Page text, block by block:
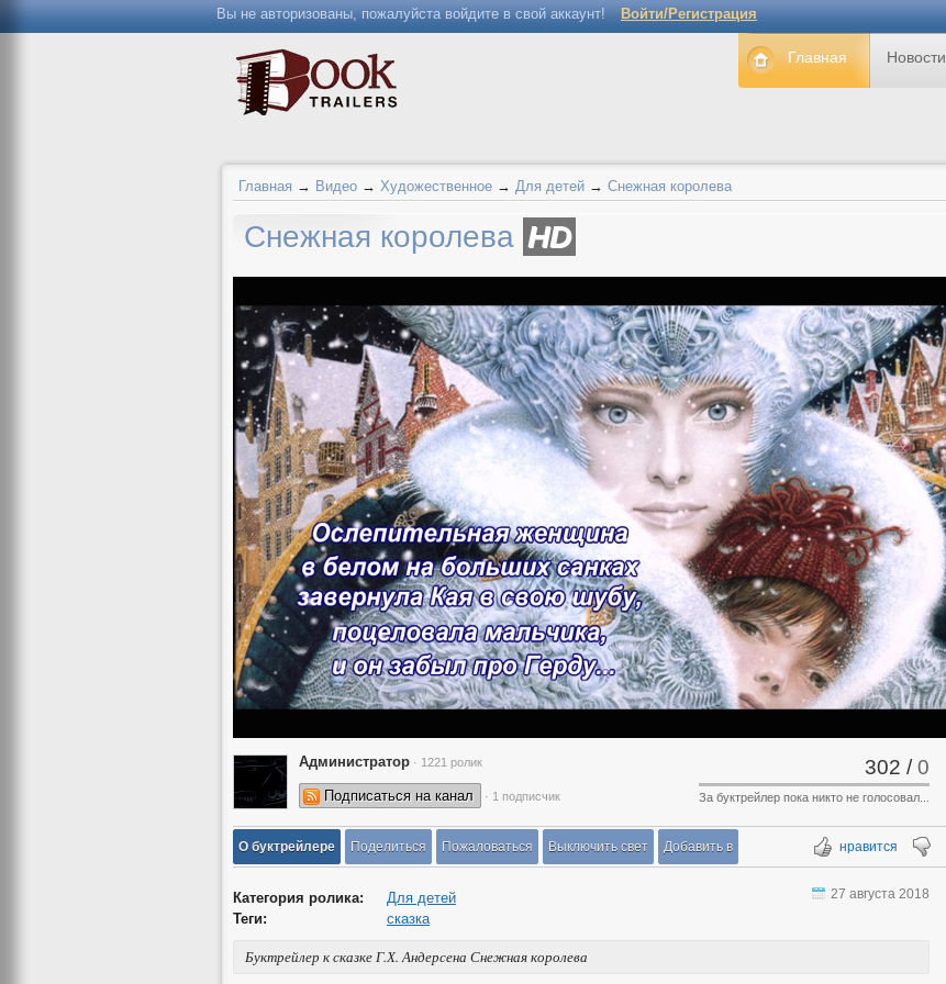
Вы не авторизованы, пожалуйста войдите в свой аккаунт! Войти/Регистрация
Главная Новости
Главная → Видео → Художественное → Для детей → Снежная королева
Снежная королева HD
Администратор · 1221 ролик
Подписаться на канал · 1 подписчик
302 /0
За буктрейлер пока никто не голосовал...
нравится
О буктрейлере Поделиться Пожаловаться Выключить свет Добавить в
Категория ролика:
Для детей
Теги:
сказка
Буктрейлер к сказке Г.Х. Андерсена Снежная королева
27 августа 2018